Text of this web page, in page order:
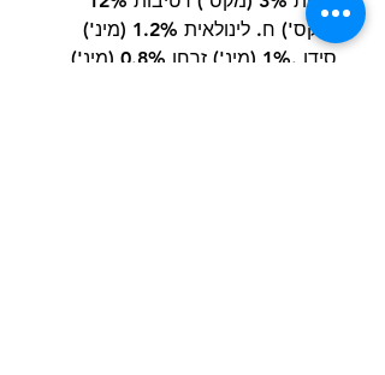
(מקס') ח. לינולאית 1.2% (מינ')
סידן .1% (מינ') זרחן 0.8% (מינ')